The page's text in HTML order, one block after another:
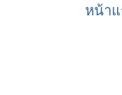
หน้า